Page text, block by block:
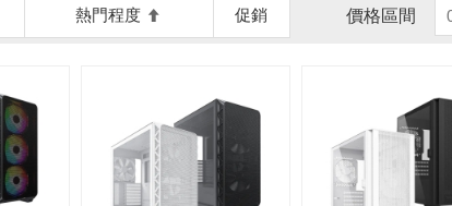
熱門程度 促銷 價格區間